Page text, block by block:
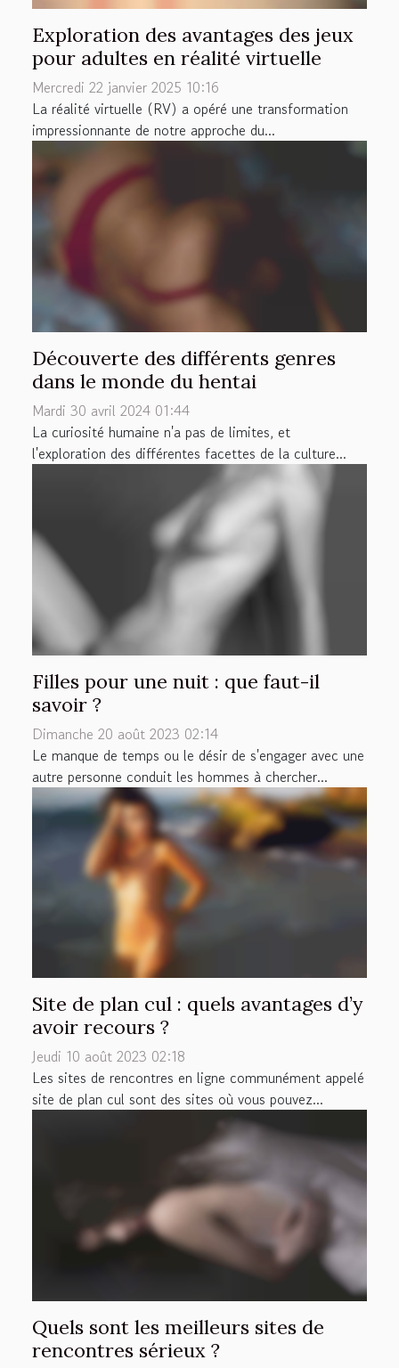
Exploration des avantages des jeux
pour adultes en réalité virtuelle
Mercredi 22 janvier 2025 10:16
La réalité virtuelle (RV) a opéré une transformation
impressionnante de notre approche du...
Découverte des différents genres
dans le monde du hentai
Mardi 30 avril 2024 01:44
La curiosité humaine n'a pas de limites, et
l'exploration des différentes facettes de la culture...
Filles pour une nuit : que faut-il
savoir ?
Dimanche 20 août 2023 02:14
Le manque de temps ou le désir de s'engager avec une
autre personne conduit les hommes à chercher...
Site de plan cul : quels avantages d’y
avoir recours ?
Jeudi 10 août 2023 02:18
Les sites de rencontres en ligne communément appelé
site de plan cul sont des sites où vous pouvez...
Quels sont les meilleurs sites de
rencontres sérieux ?